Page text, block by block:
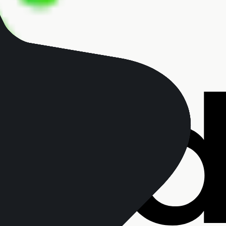
de marketing e atualizações do
os podes exercer, consulta o nosso